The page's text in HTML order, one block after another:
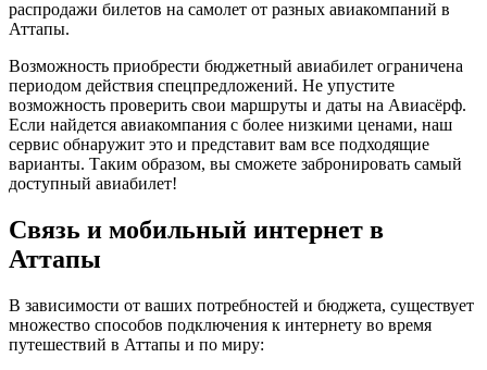
распродажи билетов на самолет от разных авиакомпаний в
Аттапы.
Возможность приобрести бюджетный авиабилет ограничена
периодом действия спецпредложений. Не упустите
возможность проверить свои маршруты и даты на Авиасёрф.
Если найдется авиакомпания с более низкими ценами, наш
сервис обнаружит это и представит вам все подходящие
варианты. Таким образом, вы сможете забронировать самый
доступный авиабилет!
Связь и мобильный интернет в
Аттапы
В зависимости от ваших потребностей и бюджета, существует
множество способов подключения к интернету во время
путешествий в Аттапы и по миру: